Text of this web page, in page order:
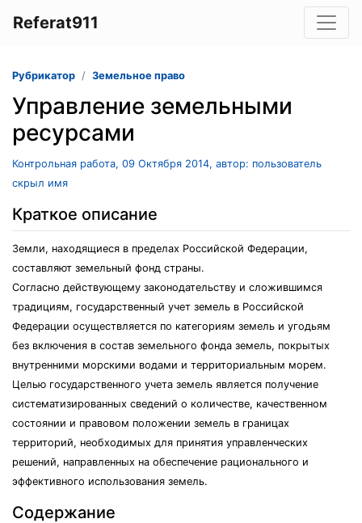
Referat911
Рубрикатор Земельное право
Управление земельными
ресурсами
Контрольная работа, 09 Октября 2014, автор: пользователь
скрыл имя
Краткое описание
Земли, находящиеся в пределах Российской Федерации,
составляют земельный фонд страны.
Согласно действующему законодательству и сложившимся
традициям, государственный учет земель в Российской
Федерации осуществляется по категориям земель и угодьям
без включения в состав земельного фонда земель, покрытых
внутренними морскими водами и территориальным морем.
Целью государственного учета земель является получение
систематизированных сведений о количестве, качественном
состоянии и правовом положении земель в границах
территорий, необходимых для принятия управленческих
решений, направленных на обеспечение рационального и
эффективного использования земель.
Содержание